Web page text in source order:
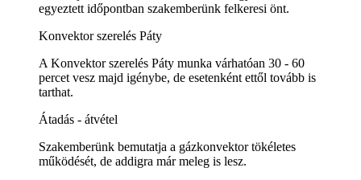
egyeztett időpontban szakemberünk felkeresi önt.
Konvektor szerelés Páty
A Konvektor szerelés Páty munka várhatóan 30 - 60
percet vesz majd igénybe, de esetenként ettől tovább is
tarthat.
Átadás - átvétel
Szakemberünk bemutatja a gázkonvektor tökéletes
működését, de addigra már meleg is lesz.